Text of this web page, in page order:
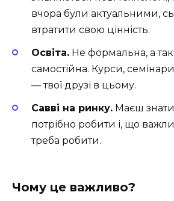
вчора були актуальними,
втратити свою цінність.
Освіта. Не формальна, а
самостійна. Курси,
— твої друзі в цьому.
Савві на ринку. Маєш
потрібно робити і, що
треба робити.
Чому це важливо?